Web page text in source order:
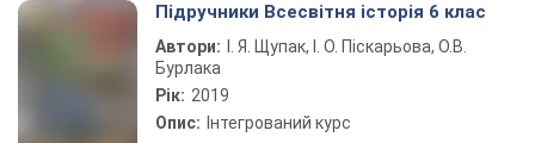
Підручники Всесвітня історія 6 клас
Автори:
І. Я. Щупак, І. О. Піскарьова, О.В.
Бурлака
Рік: 2019
Опис: Інтегрований курс